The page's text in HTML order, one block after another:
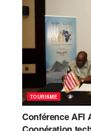
TOURISME
Conférence AFI